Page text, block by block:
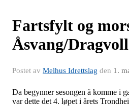
Fartsfylt og
Åsvang/Dragvoll
Postet av Melhus Idrettslag den 1.
Da begynner sesongen å komme i
var dette det 4. løpet i årets